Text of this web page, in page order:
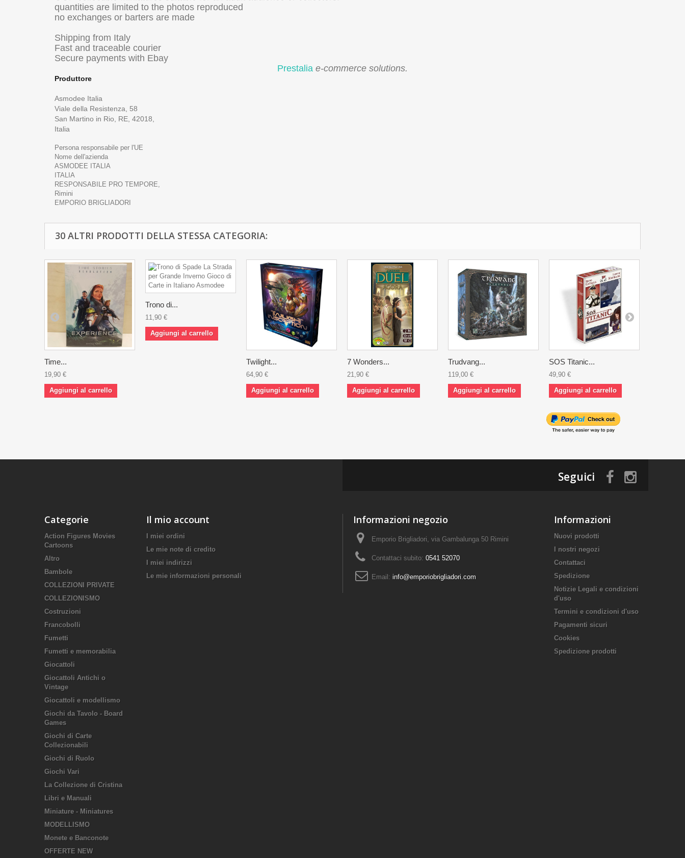
quantities are limited to the photos reproduced
no exchanges or barters are made
Shipping from Italy
Fast and traceable courier
Secure payments with Ebay
Prestalia e-commerce solutions.
Produttore
Asmodee Italia
Viale della Resistenza, 58
San Martino in Rio, RE, 42018,
Italia
Persona responsabile per l'UE
Nome dell'azienda
ASMODEE ITALIA
ITALIA
RESPONSABILE PRO TEMPORE,
Rimini
EMPORIO BRIGLIADORI
30 ALTRI PRODOTTI DELLA STESSA CATEGORIA:
Time...
19,90 €
Aggiungi al carrello
Trono di...
11,90 €
Aggiungi al carrello
Twilight...
64,90 €
Aggiungi al carrello
7 Wonders...
21,90 €
Aggiungi al carrello
Trudvang...
119,00 €
Aggiungi al carrello
SOS Titanic...
49,90 €
Aggiungi al carrello
Seguici
Categorie
Action Figures Movies
Cartoons
Altro
Bambole
COLLEZIONI PRIVATE
COLLEZIONISMO
Costruzioni
Francobolli
Fumetti
Fumetti e memorabilia
Giocattoli
Giocattoli Antichi o
Vintage
Giocattoli e modellismo
Giochi da Tavolo - Board
Games
Giochi di Carte
Collezionabili
Giochi di Ruolo
Giochi Vari
La Collezione di Cristina
Libri e Manuali
Miniature - Miniatures
MODELLISMO
Monete e Banconote
OFFERTE NEW
Il mio account
I miei ordini
Le mie note di credito
I miei indirizzi
Le mie informazioni personali
Informazioni negozio
Emporio Brigliadori, via Gambalunga 50 Rimini
Contattaci subito: 0541 52070
Email: info@emporiobrigliadori.com
Informazioni
Nuovi prodotti
I nostri negozi
Contattaci
Spedizione
Notizie Legali e condizioni
d'uso
Termini e condizioni d'uso
Pagamenti sicuri
Cookies
Spedizione prodotti